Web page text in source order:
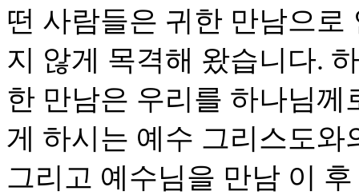
떤 사람들은 귀한 만남으
지 않게 목격해 왔습니다.
한 만남은 우리를 하나님
게 하시는 예수 그리스도와
그리고 예수님을 만남 이